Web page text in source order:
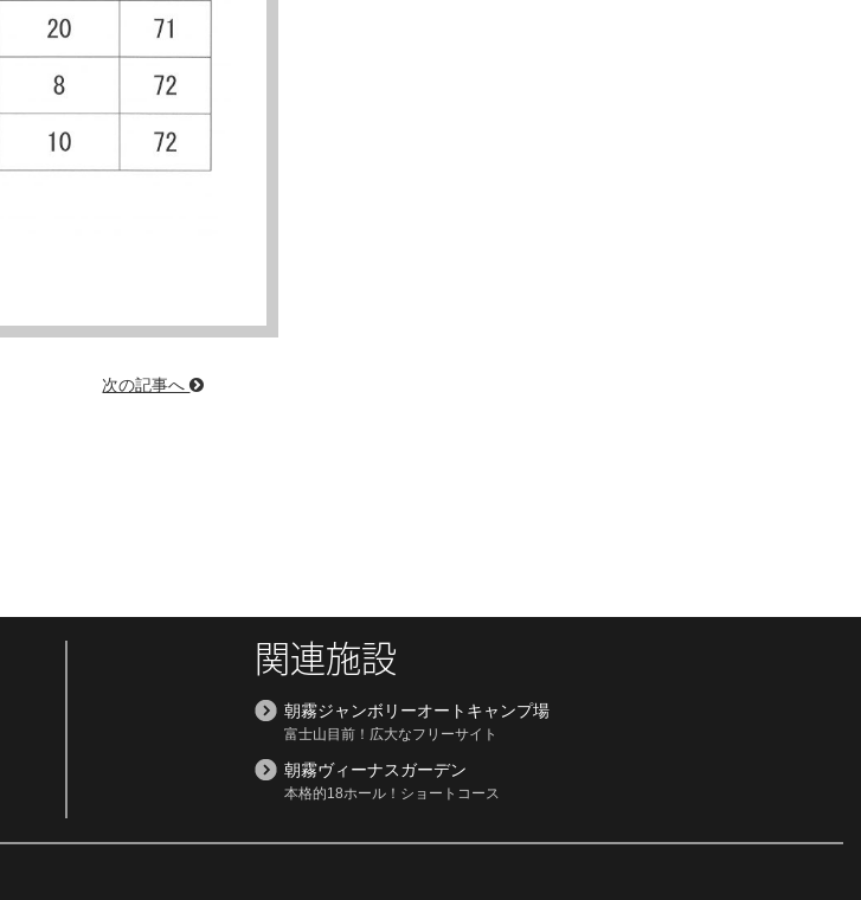
次の記事へ
関連施設
朝霧ジャンボリーオートキャンプ場
富士山目前！広大なフリーサイト
朝霧ヴィーナスガーデン
本格的18ホール！ショートコース